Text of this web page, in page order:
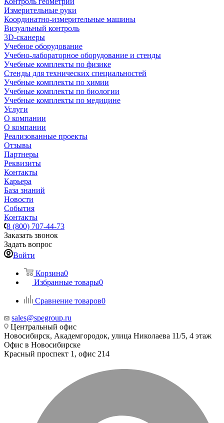
Измерительные руки
Координатно-измерительные машины
Визуальный контроль
3D-сканеры
Учебное оборудование
Учебно-лабораторное оборудование и стенды
Учебные комплекты по физике
Стенды для технических специальностей
Учебные комплекты по химии
Учебные комплекты по биологии
Учебные комплекты по медицине
Услуги
О компании
О компании
Реализованные проекты
Отзывы
Партнеры
Реквизиты
Контакты
Карьера
База знаний
Новости
События
Контакты
8 (800) 707-44-73
Заказать звонок
Задать вопрос
Войти
Корзина0
Избранные товары0
Сравнение товаров0
sales@spegroup.ru
Центральный офис
Новосибирск, Академгородок, улица Николаева 11/5, 4 этаж
Офис в Новосибирске
Красный проспект 1, офис 214